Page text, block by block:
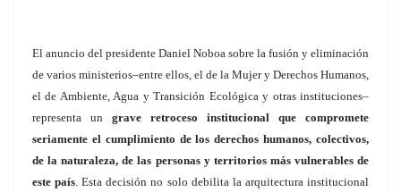
El anuncio del presidente Daniel Noboa sobre la fusión y eliminación
de varios ministerios–entre ellos, el de la Mujer y Derechos Humanos,
el de Ambiente, Agua y Transición Ecológica y otras instituciones–
representa un grave retroceso institucional que compromete
seriamente el cumplimiento de los derechos humanos, colectivos,
de la naturaleza, de las personas y territorios más vulnerables de
este país . Esta decisión no solo debilita la arquitectura institucional